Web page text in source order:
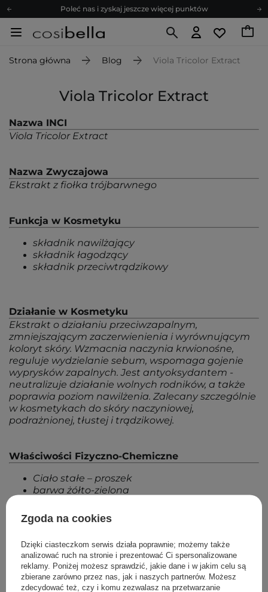
Poleć nas i zyskaj jeszcze więcej punktów
Zapisz się na newsletter pełen porad
Z nami to możliwe! Realizacja zamówienia do 24h.
Zapisz się na newsletter pełen porad
Strona główna Blog Viola Tricolor Extract
Viola Tricolor Extract
Nazwa INCI
Viola Tricolor Extract
Nazwa Zwyczajowa
Ekstrakt z fiołka trójbarwnego
Funkcja w Kosmetyku
składnik nawilżający
składnik łagodzący
składnik przeciwtrądzikowy
Działanie w Kosmetyku
Ekstrakt o działaniu przeciwzapalnym,
zmniejszającym zaczerwienienia i wyrównującym
koloryt skóry. Wzmacnia naczynia krwionośne,
reguluje wydzielanie sebum, wspomaga gojenie
wyprysków zapalnych. Jest antyoksydantem -
neutralizuje działanie wolnych rodników, a także
poprawia poziom nawilżenia. Zalecany szczególnie
w kosmetykach do skóry naczyniowej,
podrażnionej, tłustej i trądzikowej.
Właściwości Fizyczno-Chemiczne
Ciało stałe – proszek
barwa żółto-zielona
Powrót do Cosipedii
Pokaż więcej wpisów zGrudzień 2020
Zgoda na cookies
Dzięki ciasteczkom serwis działa poprawnie; możemy także
analizować ruch na stronie i prezentować Ci spersonalizowane
reklamy. Poniżej możesz sprawdzić, jakie dane i w jakim celu są
zbierane zarówno przez nas, jak i naszych partnerów. Możesz
zdecydować też, czy i komu zezwalasz na przetwarzanie